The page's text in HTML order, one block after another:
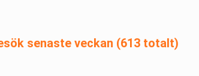
senaste veckan (613 totalt)